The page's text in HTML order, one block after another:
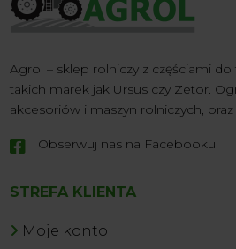
Agrol – sklep rolniczy z częściami
takich marek jak Ursus czy Zetor.
akcesoriów i maszyn rolniczych,
 Obserwuj nas na Facebooku
STREFA KLIENTA
Moje konto